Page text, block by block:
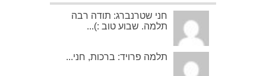
חני שטרנברג: תודה רבה
תלמה. שבוע טוב :)...
תלמה פרויד: ברכות, חני...